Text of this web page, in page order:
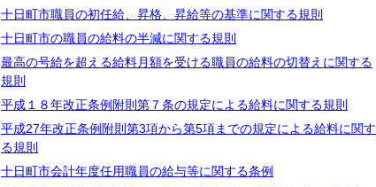
十日町市職員の初任給、昇格、昇給等の基準に関する規則
十日町市の職員の給料の半減に関する規則
最高の号給を超える給料月額を受ける職員の給料の切替えに関する
規則
平成１８年改正条例附則第７条の規定による給料に関する規則
平成27年改正条例附則第3項から第5項までの規定による給料に関す
る規則
十日町市会計年度任用職員の給与等に関する条例